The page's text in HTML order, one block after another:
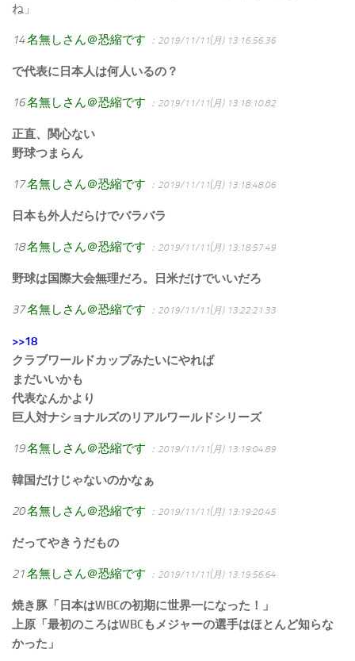
ね」
14名無しさん＠恐縮です ：2019/11/11(月) 13:16:56.36
で代表に日本人は何人いるの？
16名無しさん＠恐縮です ：2019/11/11(月) 13:18:10.82
正直、関心ない
野球つまらん
17名無しさん＠恐縮です ：2019/11/11(月) 13:18:48.06
日本も外人だらけでバラバラ
18名無しさん＠恐縮です ：2019/11/11(月) 13:18:57.49
野球は国際大会無理だろ。日米だけでいいだろ
37名無しさん＠恐縮です ：2019/11/11(月) 13:22:21.33
>>18
クラブワールドカップみたいにやれば
まだいいかも
代表なんかより
巨人対ナショナルズのリアルワールドシリーズ
19名無しさん＠恐縮です ：2019/11/11(月) 13:19:04.89
韓国だけじゃないのかなぁ
20名無しさん＠恐縮です ：2019/11/11(月) 13:19:20.45
だってやきうだもの
21名無しさん＠恐縮です ：2019/11/11(月) 13:19:56.64
焼き豚「日本はWBCの初期に世界一になった！」
上原「最初のころはWBCもメジャーの選手はほとんど知らな
かった」